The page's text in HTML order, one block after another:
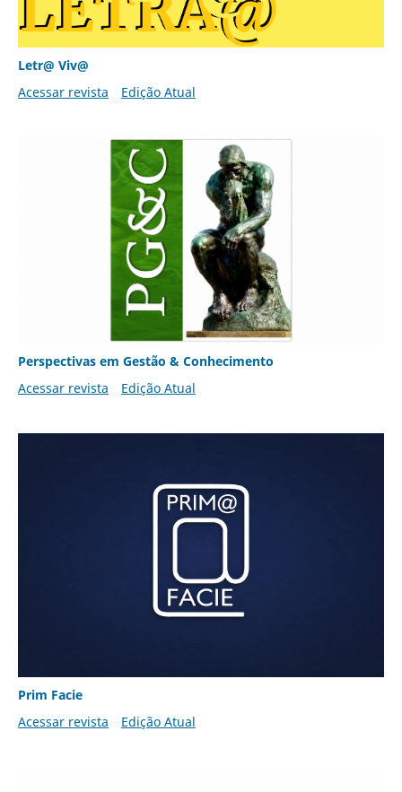
Letr@ Viv@
Acessar revista
Edição Atual
Perspectivas em Gestão & Conhecimento
Acessar revista
Edição Atual
Prim Facie
Acessar revista
Edição Atual